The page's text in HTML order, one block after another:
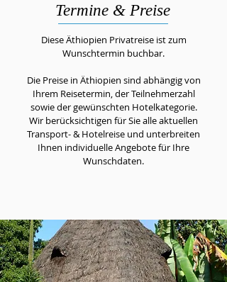
Termine & Preise
Diese Äthiopien Privatreise ist zum
Wunschtermin buchbar.
Die Preise in Äthiopien sind abhängig von
Ihrem Reisetermin, der Teilnehmerzahl
sowie der gewünschten Hotelkategorie.
Wir berücksichtigen für Sie alle aktuellen
Transport- & Hotelreise und unterbreiten
Ihnen individuelle Angebote für Ihre
Wunschdaten.